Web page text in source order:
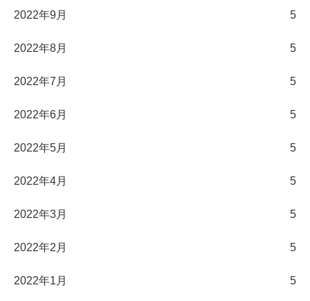
2022年9月 5
2022年8月 5
2022年7月 5
2022年6月 5
2022年5月 5
2022年4月 5
2022年3月 5
2022年2月 5
2022年1月 5